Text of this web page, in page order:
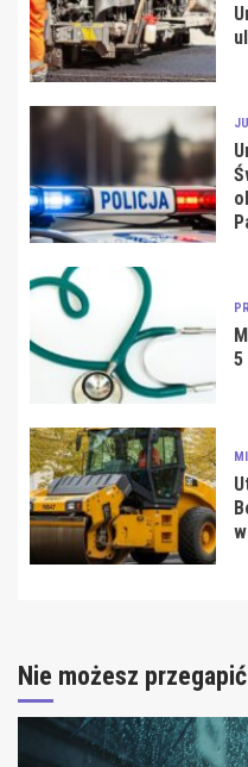
5
Nie możesz przegapić